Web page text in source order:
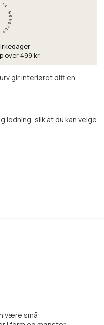
over 499 kr.
gir interiøret ditt en
ledning, slik at du kan velge
være små